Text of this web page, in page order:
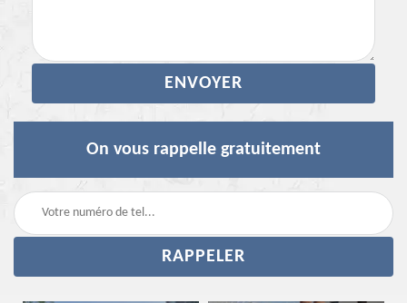
On vous rappelle gratuitement